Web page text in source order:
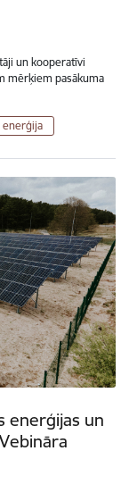
un kooperatīvi
mērķiem pasākuma
enerģija
enerģijas un